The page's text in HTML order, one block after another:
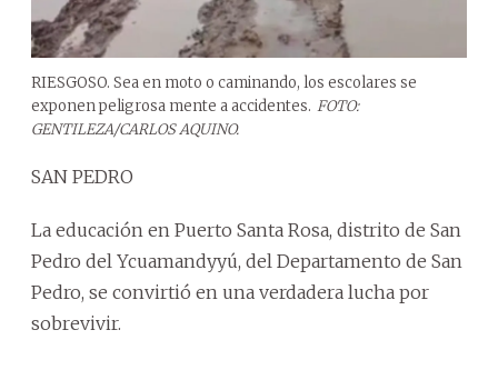
RIESGOSO. Sea en moto o caminando, los escolares se
exponen peligrosa mente a accidentes. FOTO:
GENTILEZA/CARLOS AQUINO.
SAN PEDRO
La educación en Puerto Santa Rosa, distrito de San
Pedro del Ycuamandyyú, del Departamento de San
Pedro, se convirtió en una verdadera lucha por
sobrevivir.